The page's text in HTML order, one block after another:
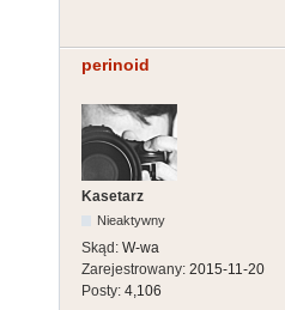
perinoid
Kasetarz
Nieaktywny
Skąd: W-wa
Zarejestrowany: 2015-11-20
Posty: 4,106